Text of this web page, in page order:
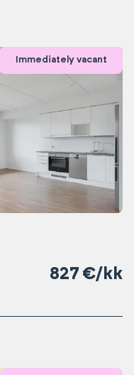
Immediately vacant
827 €/kk